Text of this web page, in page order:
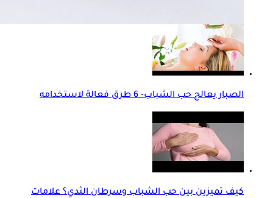
الصبار يعالج حب الشباب- 6 طرق فعالة لاستخدامه
كيف تميزين بين حب الشباب وسرطان الثدي؟ علامات